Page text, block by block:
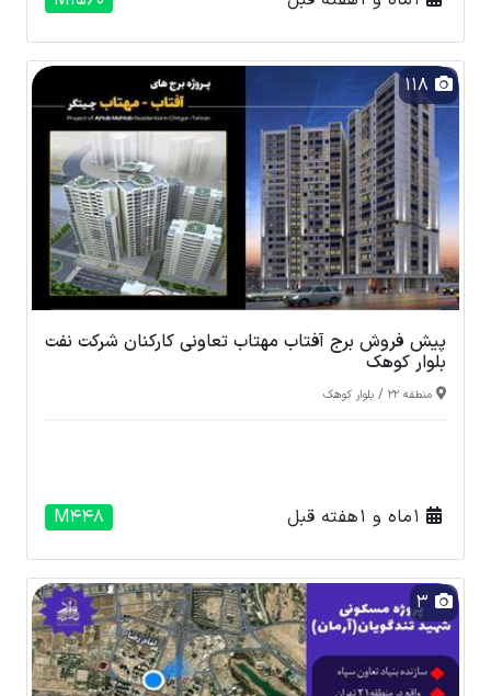
پیش فروش برج آفتاب مهتاب تعاونی کارکنان شرکت نفت
بلوار کوهک
منطقه 22 / بلوار کوهک
M448